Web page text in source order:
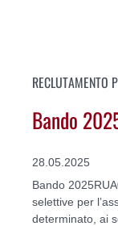
RECLUTAMENTO
Bando
28.05.2025
Bando
selettive per
determinato, ai